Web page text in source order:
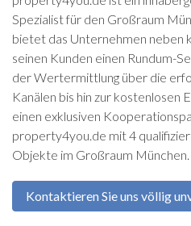
Spezialist für den Großraum
bietet das Unternehmen neben
seinen Kunden einen Rundum-
der Wertermittlung über die
Kanälen bis hin zur kostenlosen
einen exklusiven
property4you.de mit 4
Objekte im Großraum München.
Kontaktieren Sie uns völlig